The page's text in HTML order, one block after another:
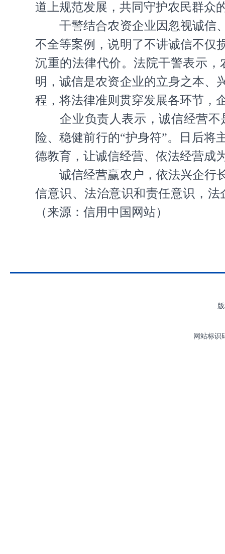
道上规范发展，共同守护农民群众
干警结合农资企业因忽视诚信
不全等案例，说明了不讲诚信不仅
沉重的法律代价。法院干警表示
明，诚信是农资企业的立身之本、
程，将法律准则贯穿发展各环节，
企业负责人表示，诚信经营
险、稳健前行的“护身符”。日后
德教育，让诚信经营、依法经营成
诚信经营赢农户，依法兴企行
信意识、法治意识和责任意识，
（来源：信用中国网站）
网站标识